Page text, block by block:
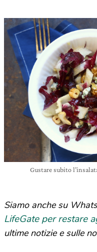
Gustare subito
Siamo anche su
LifeGate per restare
ultime notizie e sulle